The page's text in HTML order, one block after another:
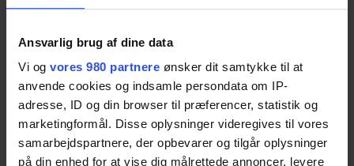
Ansvarlig brug af dine data
Vi og vores 980 partnere ønsker dit samtykke til at
anvende cookies og indsamle persondata om IP-
adresse, ID og din browser til præferencer, statistik og
marketingformål. Disse oplysninger videregives til vores
samarbejdspartnere, der opbevarer og tilgår oplysninger
på din enhed for at vise dig målrettede annoncer, levere
Faglært arbejdskraft
Formanden har ordet
Generationsskifte
HR-netværk
Ikke kategoriseret